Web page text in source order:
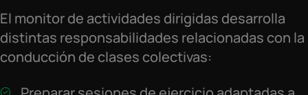
El monitor de actividades dirigidas desarrolla
distintas responsabilidades relacionadas con la
conducción de clases colectivas: